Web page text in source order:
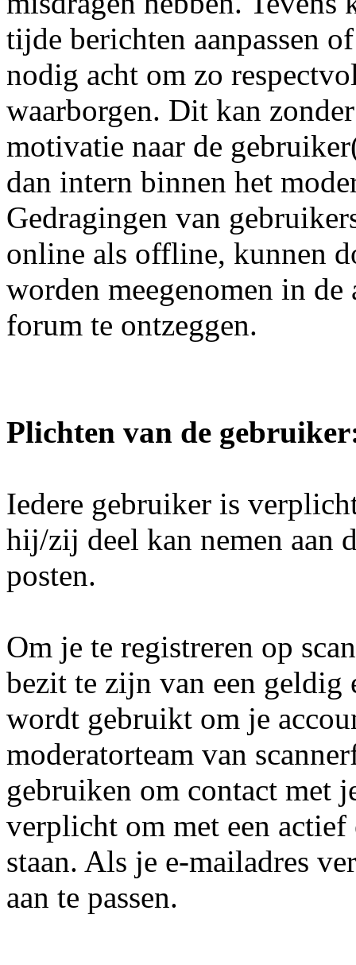
tijde berichten aanpassen
nodig acht om zo
waarborgen. Dit kan
motivatie naar de
dan intern binnen het
Gedragingen van
online als offline, kunnen
worden meegenomen in
forum te ontzeggen.
Plichten van de
Iedere gebruiker is
hij/zij deel kan nemen aan
posten.
Om je te registreren op
bezit te zijn van een geldig
wordt gebruikt om je
moderatorteam van
gebruiken om contact met
verplicht om met een actief
staan. Als je e-mailadres
aan te passen.